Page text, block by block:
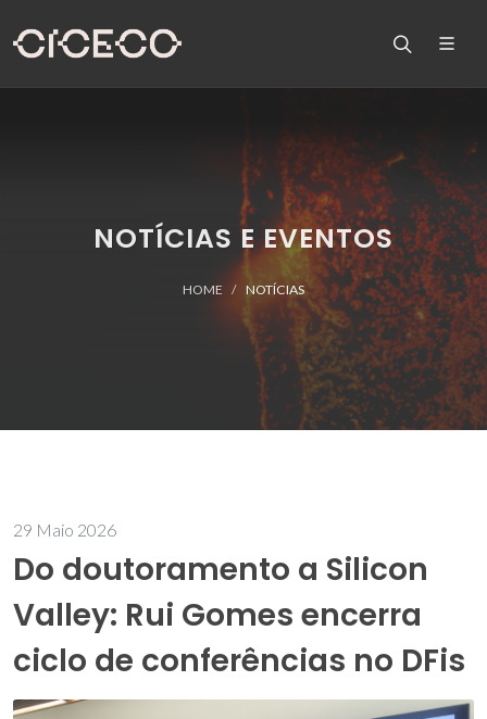
NOTÍCIAS E EVENTOS
HOME NOTÍCIAS
29 Maio 2026
Do doutoramento a Silicon
Valley: Rui Gomes encerra
ciclo de conferências no DFis